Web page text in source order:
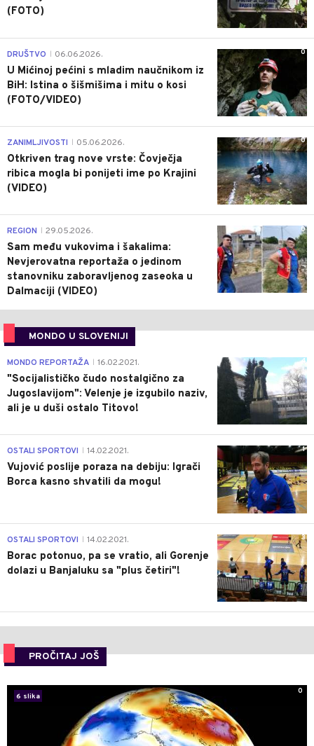
(FOTO)
0
DRUŠTVO 06.06.2026.
U Mićinoj pećini s mladim naučnikom iz
BiH: Istina o šišmišima i mitu o kosi
(FOTO/VIDEO)
0
ZANIMLJIVOSTI 05.06.2026.
Otkriven trag nove vrste: Čovječja
ribica mogla bi ponijeti ime po Krajini
(VIDEO)
0
REGION 29.05.2026.
Sam među vukovima i šakalima:
Nevjerovatna reportaža o jedinom
stanovniku zaboravljenog zaseoka u
Dalmaciji (VIDEO)
MONDO U SLOVENIJI
4
MONDO REPORTAŽA 16.02.2021.
"Socijalističko čudo nostalgično za
Jugoslavijom": Velenje je izgubilo naziv,
ali je u duši ostalo Titovo!
1
OSTALI SPORTOVI 14.02.2021.
Vujović poslije poraza na debiju: Igrači
Borca kasno shvatili da mogu!
3
OSTALI SPORTOVI 14.02.2021.
Borac potonuo, pa se vratio, ali Gorenje
dolazi u Banjaluku sa "plus četiri"!
PROČITAJ JOŠ
6 slika
0